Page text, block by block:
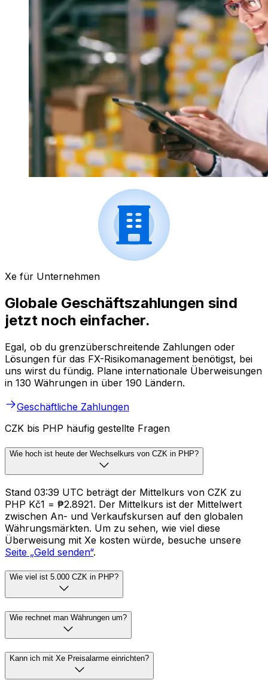
Xe für Unternehmen
Globale Geschäftszahlungen sind
jetzt noch einfacher.
Egal, ob du grenzüberschreitende Zahlungen oder
Lösungen für das FX-Risikomanagement benötigst, bei
uns wirst du fündig. Plane internationale Überweisungen
in 130 Währungen in über 190 Ländern.
Geschäftliche Zahlungen
CZK bis PHP häufig gestellte Fragen
Wie hoch ist heute der Wechselkurs von CZK in PHP?
Stand 03:39 UTC beträgt der Mittelkurs von CZK zu
PHP Kč1 = ₱2.8921. Der Mittelkurs ist der Mittelwert
zwischen An- und Verkaufskursen auf den globalen
Währungsmärkten. Um zu sehen, wie viel diese
Überweisung mit Xe kosten würde, besuche unsere
Seite „Geld senden“.
Wie viel ist 5.000 CZK in PHP?
Wie rechnet man Währungen um?
Kann ich mit Xe Preisalarme einrichten?